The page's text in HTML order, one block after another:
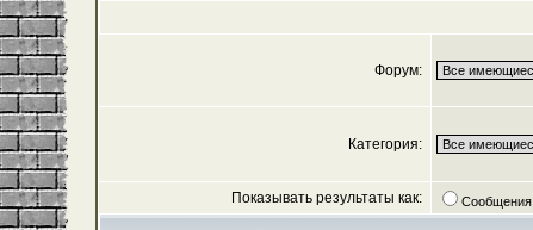
Форум:
Категория:
Показывать результаты как: Сообщения